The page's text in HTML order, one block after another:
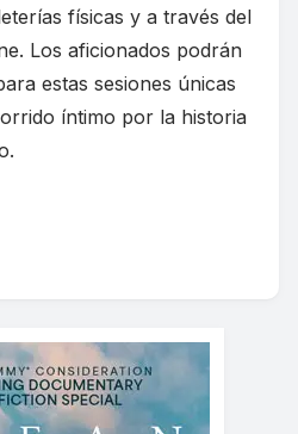
físicas y a través del
Los aficionados podrán
estas sesiones únicas
íntimo por la historia